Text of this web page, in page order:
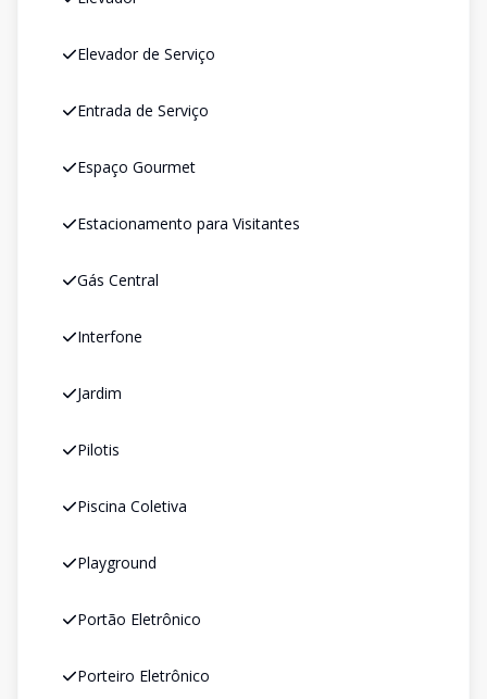
Elevador de Serviço
Entrada de Serviço
Espaço Gourmet
Estacionamento para Visitantes
Gás Central
Interfone
Jardim
Pilotis
Piscina Coletiva
Playground
Portão Eletrônico
Porteiro Eletrônico